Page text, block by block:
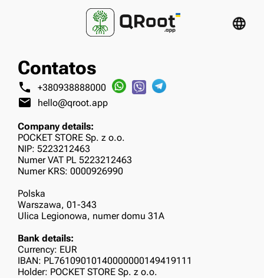
language
Contatos
phone +380938888000
mail hello@qroot.app
Company details:
POCKET STORE Sp. z o.o.
NIP: 5223212463
Numer VAT PL 5223212463
Numer KRS: 0000926990
Polska
Warszawa, 01-343
Ulica Legionowa, numer domu 31A
Bank details:
Currency: EUR
IBAN: PL76109010140000000149419111
Holder: POCKET STORE Sp. z o.o.